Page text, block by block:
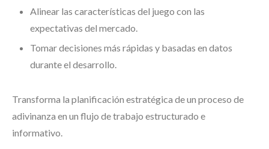
Alinear las características del juego con las
expectativas del mercado.
Tomar decisiones más rápidas y basadas en datos
durante el desarrollo.
Transforma la planificación estratégica de un proceso de
adivinanza en un flujo de trabajo estructurado e
informativo.